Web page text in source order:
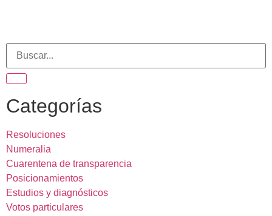
Categorías
Resoluciones
Numeralia
Cuarentena de transparencia
Posicionamientos
Estudios y diagnósticos
Votos particulares